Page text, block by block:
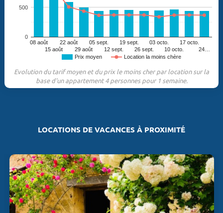
Prix moyen Location la moins chère
08 août
15 août
22 août
29 août
05 sept.
12 sept.
19 sept.
26 sept.
03 octo.
10 octo.
17 octo.
24…
0
500
Evolution du tarif moyen et du prix le moins cher par location sur la
base d'un appartement 4 personnes pour 1 semaine.
LOCATIONS DE VACANCES À PROXIMITÉ